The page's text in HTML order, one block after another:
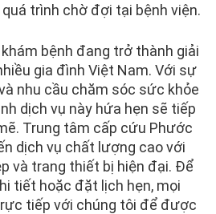
trình chờ đợi tại bệnh viện.
bệnh đang trở thành giải
gia đình Việt Nam. Với sự
nhu cầu chăm sóc sức khỏe
dịch vụ này hứa hẹn sẽ tiếp
Trung tâm cấp cứu Phước
dịch vụ chất lượng cao với
và trang thiết bị hiện đại. Để
tiết hoặc đặt lịch hẹn, mọi
tiếp với chúng tôi để được